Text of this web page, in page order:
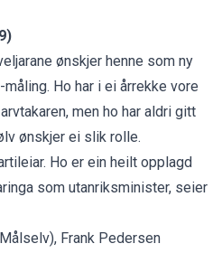
ønskjer henne som ny
-måling. Ho har i ei årrekke vore
men ho har aldri gitt
ønskjer ei slik rolle.
Ho er ein heilt opplagd
som utanriksminister, seier
Frank Pedersen